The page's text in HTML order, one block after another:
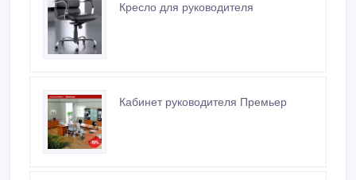
Кресло для руководителя
Кабинет руководителя Премьер